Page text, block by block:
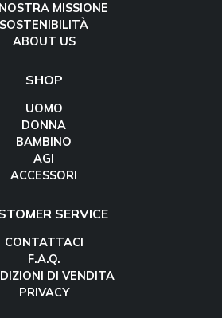
MISSIONE
SOSTENIBILITÀ
ABOUT US
SHOP
UOMO
DONNA
BAMBINO
AGI
ACCESSORI
SERVICE
CONTATTACI
F.A.Q.
DI VENDITA
PRIVACY